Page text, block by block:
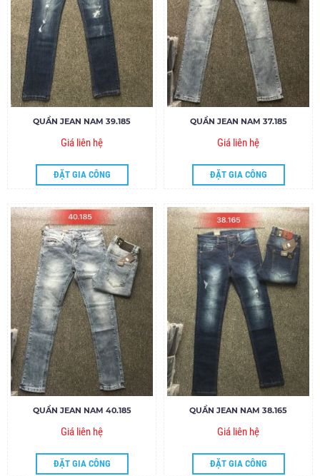
QUẦN JEAN NAM 39.185
Giá liên hệ
ĐẶT GIA CÔNG
QUẦN JEAN NAM 37.185
Giá liên hệ
ĐẶT GIA CÔNG
QUẦN JEAN NAM 40.185
Giá liên hệ
ĐẶT GIA CÔNG
QUẦN JEAN NAM 38.165
Giá liên hệ
ĐẶT GIA CÔNG